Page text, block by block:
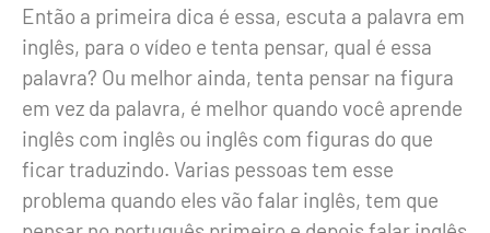
Então a primeira dica é essa, escuta a palavra em
inglês, para o vídeo e tenta pensar, qual é essa
palavra? Ou melhor ainda, tenta pensar na figura
em vez da palavra, é melhor quando você aprende
inglês com inglês ou inglês com figuras do que
ficar traduzindo. Varias pessoas tem esse
problema quando eles vão falar inglês, tem que